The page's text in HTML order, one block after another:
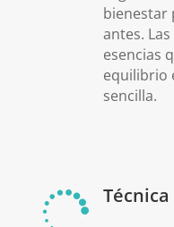
bienestar
antes. Las
esencias
equilibrio
sencilla.
